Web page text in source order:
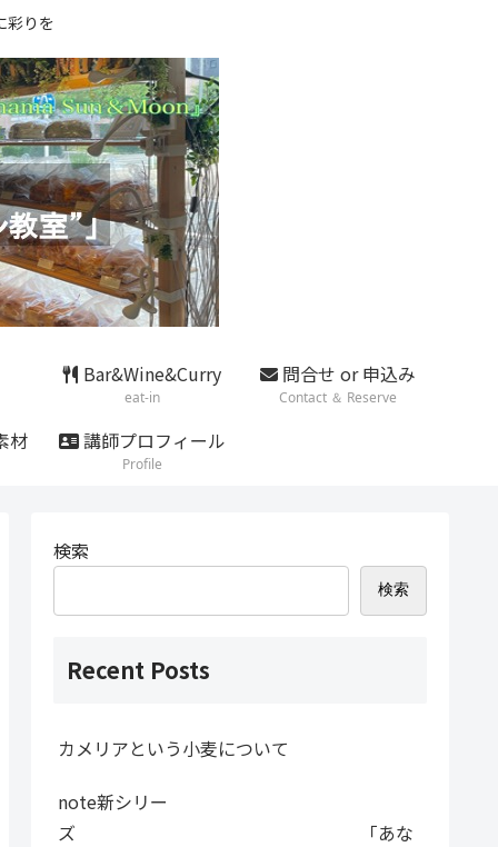
彩りを
Bar&Wine&Curry
eat-in
問合せ or 申込み
Contact ＆ Reserve
材 講師プロフィール
Profile
検索
検索
Recent Posts
カメリアという小麦について
note新シリー
ズ 「あな